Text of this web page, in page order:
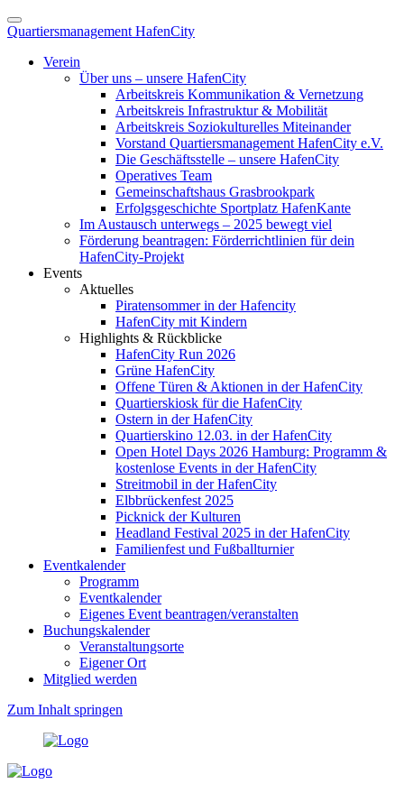
Quartiersmanagement HafenCity
Verein
Über uns – unsere HafenCity
Arbeitskreis Kommunikation & Vernetzung
Arbeitskreis Infrastruktur & Mobilität
Arbeitskreis Soziokulturelles Miteinander
Vorstand Quartiersmanagement HafenCity e.V.
Die Geschäftsstelle – unsere HafenCity
Operatives Team
Gemeinschaftshaus Grasbrookpark
Erfolgsgeschichte Sportplatz HafenKante
Im Austausch unterwegs – 2025 bewegt viel
Förderung beantragen: Förderrichtlinien für dein
HafenCity-Projekt
Events
Aktuelles
Piratensommer in der Hafencity
HafenCity mit Kindern
Highlights & Rückblicke
HafenCity Run 2026
Grüne HafenCity
Offene Türen & Aktionen in der HafenCity
Quartierskiosk für die HafenCity
Ostern in der HafenCity
Quartierskino 12.03. in der HafenCity
Open Hotel Days 2026 Hamburg: Programm &
kostenlose Events in der HafenCity
Streitmobil in der HafenCity
Elbbrückenfest 2025
Picknick der Kulturen
Headland Festival 2025 in der HafenCity
Familienfest und Fußballturnier
Eventkalender
Programm
Eventkalender
Eigenes Event beantragen/veranstalten
Buchungskalender
Veranstaltungsorte
Eigener Ort
Mitglied werden
Zum Inhalt springen